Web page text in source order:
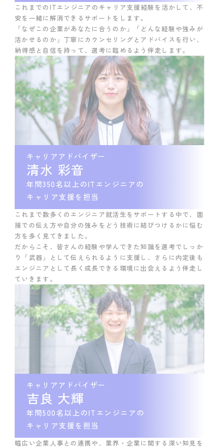
これまでのITエンジニアのキャリア支援経験を活かして、不
安を一緒に解消できるサポートをします。
「なぜこの企業があなたに合うのか」「どんな経験や強みが
活かせるのか」丁寧にカウンセリングとアドバイスを行い、
納得感と自信を持って、選考に臨めるよう伴走します。
キャリアアドバイザー
清水 彩音
年間350名以上のITエンジニアの
キャリア支援を担当
これまで数多くのエンジニア就活生をサポートする中で、面
接での伝え方や自分の強みをどう技術に結びつけるかに悩む
方を多く見てきました。
だからこそ、皆さんの経験や学んできた知識を選考でしっか
り「武器」として伝えられるように支援し、さらに内定後も
エンジニアとして長く成長できる環境に出会えるよう伴走し
ていきます。
キャリアアドバイザー
吉良 大輝
年間500名以上のITエンジニアの
キャリア支援を担当
幅広い企業人事との連携や、業界・企業に関する深い知見を